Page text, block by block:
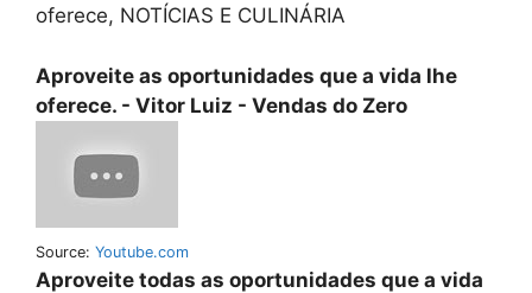
oferece, NOTÍCIAS E CULINÁRIA
Aproveite as oportunidades que a vida lhe
oferece. - Vitor Luiz - Vendas do Zero
Source: Youtube.com
Aproveite todas as oportunidades que a vida